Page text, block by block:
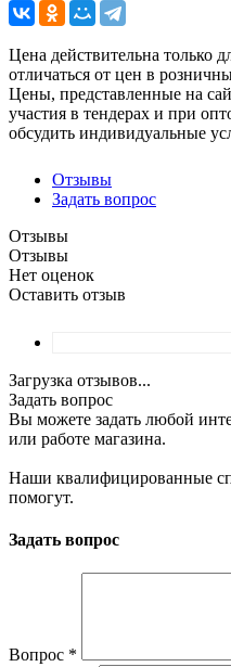
Цена действительна только
отличаться от цен в
Цены, представленные на
участия в тендерах и при
обсудить индивидуальные
Отзывы
Задать вопрос
Отзывы
Отзывы
Нет оценок
Оставить отзыв
Загрузка отзывов...
Задать вопрос
Вы можете задать любой
или работе магазина.
Наши квалифицированные
помогут.
Задать вопрос
Вопрос *